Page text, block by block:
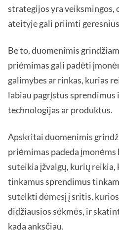
strategijos yra veiksmingos,
ateityje gali priimti
Be to, duomenimis
priėmimas gali padėti
galimybes ar rinkas, kurias
labiau pagrįstus
technologijas ar produktus.
Apskritai duomenimis
priėmimas padeda įmonėms
suteikia įžvalgų, kurių
tinkamus sprendimus
sutelkti dėmesį į sritis,
didžiausios sėkmės, ir
kada anksčiau.